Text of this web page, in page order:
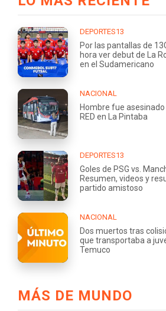
DEPORTES13
Por las pantallas de
hora ver debut de La
en el Sudamericano
NACIONAL
Hombre fue
RED en La Pintaba
DEPORTES13
Goles de PSG vs.
Resumen, videos y
partido amistoso
NACIONAL
Dos muertos tras
que transportaba a
Temuco
MÁS DE MUNDO